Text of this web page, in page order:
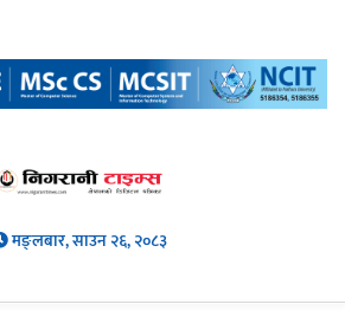
मङ्लबार, साउन २६, २०८३